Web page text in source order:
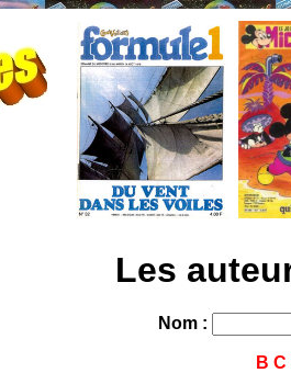
Les
Nom :
B C